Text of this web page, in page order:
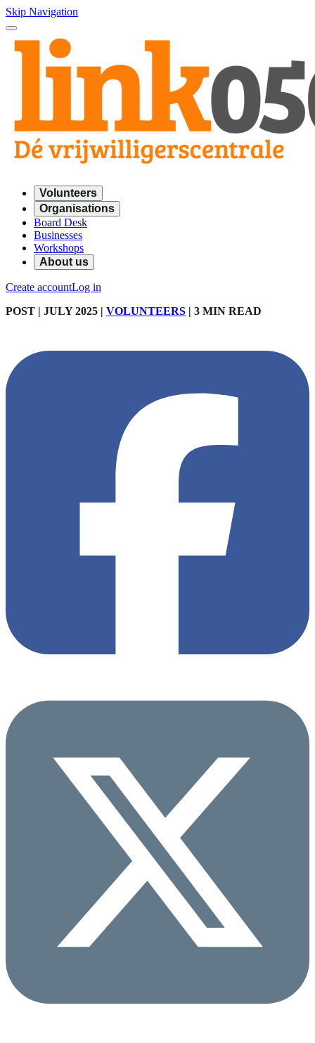
Skip Navigation
Volunteers
Organisations
Board Desk
Businesses
Workshops
About us
Create accountLog in
POST | JULY 2025 | VOLUNTEERS | 3 MIN READ